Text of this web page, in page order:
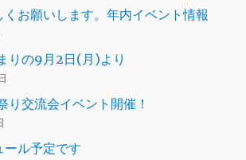
お願いします。年内イベント情報
りの9月2日(月)より
り交流会イベント開催！
ル予定です